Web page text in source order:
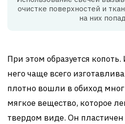
очистке поверхностей и
на них
При этом образуется
него чаще всего
плотно вошли в обиход
мягкое вещество, которое
твердом виде. Он пластичен